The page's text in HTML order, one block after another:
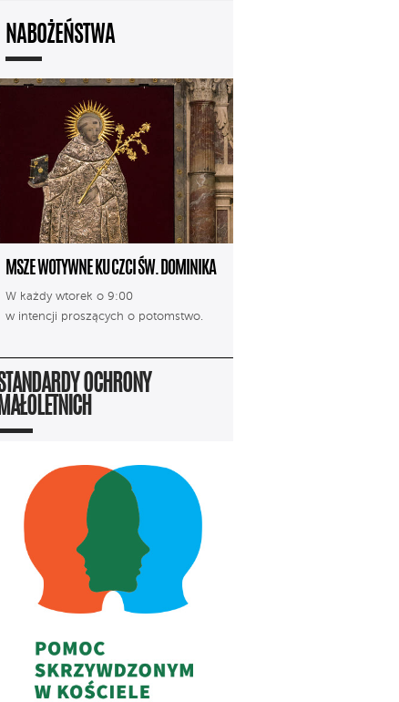
NABOŻEŃSTWA
MSZE WOTYWNE KU CZCI ŚW. DOMINIKA
W każdy wtorek o 9:00
w intencji proszących o potomstwo.
OCHRONY
MAŁOLETNICH